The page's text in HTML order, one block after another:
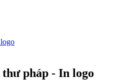
pháp - In logo